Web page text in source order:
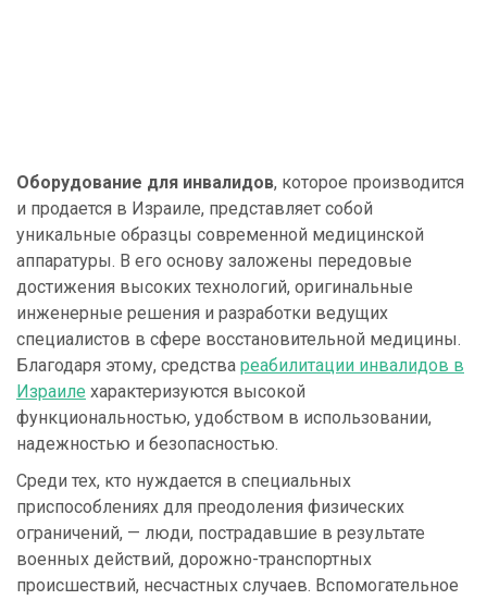
Оборудование для инвалидов, которое производится
и продается в Израиле, представляет собой
уникальные образцы современной медицинской
аппаратуры. В его основу заложены передовые
достижения высоких технологий, оригинальные
инженерные решения и разработки ведущих
специалистов в сфере восстановительной медицины.
Благодаря этому, средства реабилитации инвалидов в
Израиле характеризуются высокой
функциональностью, удобством в использовании,
надежностью и безопасностью.
Среди тех, кто нуждается в специальных
приспособлениях для преодоления физических
ограничений, — люди, пострадавшие в результате
военных действий, дорожно-транспортных
происшествий, несчастных случаев. Вспомогательное